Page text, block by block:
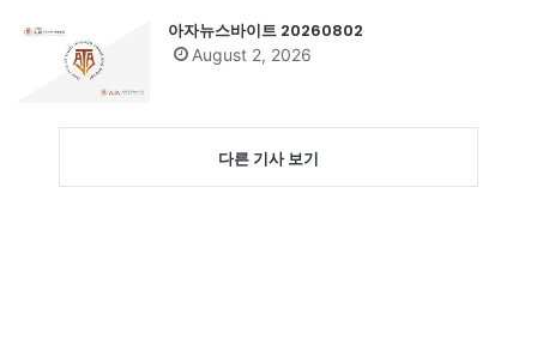
아자뉴스바이트 20260802
August 2, 2026
다른 기사 보기